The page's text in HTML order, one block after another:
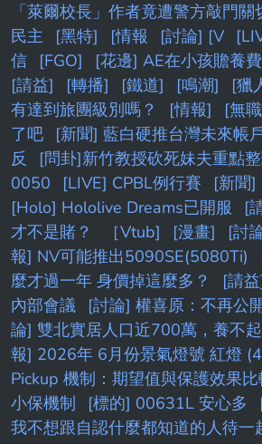
「萊爾校長」作者竟遭警方敲門
民主
[黑特] [情報 [討論] [V
信
[FGO]
[花邊] AE在小孩贍養
[請益]
[轉播] [鐵道] [鳴潮]
[獵
有達到旅團級別嗎？
[情報] [無
了吧
[新聞] 藍白硬推台灣未來帳
反
[問卦]新竹教授砍死妹夫重點
0050
[LIVE] CPBL例行賽 [新聞]
[Holo] Hololive Dreams已開服
[
才不是賭？
［Vtub] [漫畫] [討
報] NV可能推出5090SE(5080Ti)
麼才過一年 身價掉這麼多？
[請
內部會議
[討論] 權喜原：不再公
論] 雙北實居人口近700萬，養不
報] 2026年 6月份景氣燈號 紅燈
Pickup 機制：期望值與保護效果比
小保機制
[標的] 00631L 安心多
我不想跟自認什麼都知道的人待一